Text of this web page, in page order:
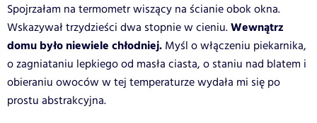
Spojrzałam na termometr wiszący na ścianie obok okna.
Wskazywał trzydzieści dwa stopnie w cieniu.Wewnątrz
domu było niewiele chłodniej. Myśl o włączeniu piekarnika,
o zagniataniu lepkiego od masła ciasta, o staniu nad blatem i
obieraniu owoców w tej temperaturze wydała mi się po
prostu abstrakcyjna.